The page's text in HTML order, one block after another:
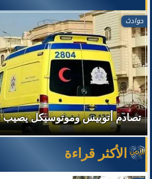
حوادث
تصادم أتوبيس وموتوسيكل يصيب 3 أشخاص بالبلينا
الأكثر قراءة